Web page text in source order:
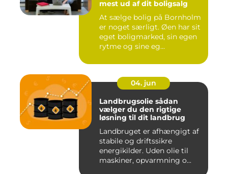
mest ud af dit boligsalg
At sælge bolig på Bornholm
er noget særligt. Øen har sit
eget boligmarked, sin egen
rytme og sine eg...
04. jun
Landbrugsolie sådan
vælger du den rigtige
løsning til dit landbrug
Landbruget er afhængigt af
stabile og driftssikre
energikilder. Uden olie til
maskiner, opvarmning o...